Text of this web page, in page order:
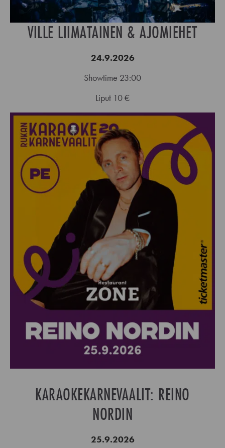
VILLE LIIMATAINEN & AJOMIEHET
24.9.2026
Showtime 23:00
Liput 10 €
KARAOKEKARNEVAALIT: REINO
NORDIN
25.9.2026